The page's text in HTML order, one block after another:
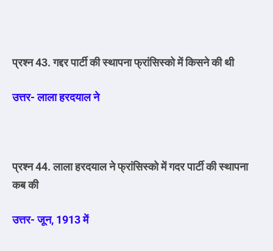
प्रश्न 43. गद्दर पार्टी की स्थापना फ्रांसिस्को में किसने की थी
उत्तर- लाला हरदयाल ने
प्रश्न 44. लाला हरदयाल ने फ्रांसिस्को में गदर पार्टी की स्थापना
कब की
उत्तर- जून, 1913 में